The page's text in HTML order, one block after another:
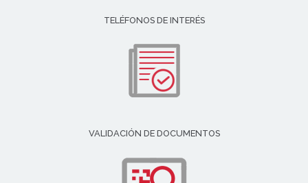
TELÉFONOS DE INTERÉS
VALIDACIÓN DE DOCUMENTOS